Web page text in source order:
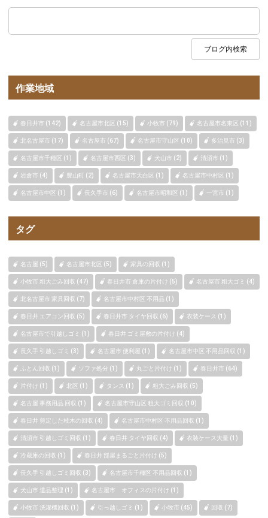
作業地域
春日井市 (142) 名古屋市北区 (15) 小牧市 (79) 名古屋市名東区 (11)
北名古屋市 (17) 名古屋市 (67) 名古屋市守山区 (10) 多治見市 (3)
名古屋市千種区 (1) 名古屋市西区 (3) 犬山市 (2) 清須市 (1)
岩倉市 (4) 豊山町 (2) 名古屋市天白区 (1) 名古屋市中村区 (1)
名古屋市中区 (1) 長久手市 (6) 名古屋市昭和区 (1) 一宮市 (1)
タグ
名古屋 (5) 名古屋市北区 (5) 家具の回収 (1)
小牧市 粗大ごみ回収 (47) 春日井市 倉庫の片付け (5) 名古屋市 粗大ゴミ (4)
北名古屋市 家具回収 (7) 名古屋市中村区 不用品 (1)
春日井 エアコン回収 (5) 春日井市 タイヤ回収 (6) 衣装ケース (1)
名古屋市で引越しゴミ (1) 春日井 ゴミ屋敷の片付け (4)
長久手 引越しゴミ (3) 名古屋市 便利屋 (1) 名古屋市中区 不用品回収 (1)
ふとん回収 (1) ソファ処分 (1) 丸ごと片付け (1) 春日井市 (64)
片付け (1) 北区 (1) タンス (1) 粗大ごみ回収 (5)
名古屋 事務用品 回収 (1) 名古屋市守山区 粗大ゴミ回収 (10)
春日井 剪定した枝木の回収 (4) 名古屋市中村区 不用品回収 (1)
清須市 引越しゴミ回収 (1) 春日井 タイヤ回収 (4) 衣装ケース大量 (1)
冷蔵庫の回収 (1) 春日井 部屋まるごと片付け (5)
長久手 引越しゴミ回収 (3) 名古屋市千種区 不用品回収 (1)
犬山市 遺品整理 (1) 名古屋市 オフィスの片付け (1)
小牧市 洗濯機回収 (1) 引っ越しゴミ (1) 小牧市 (45) 回収 (7)